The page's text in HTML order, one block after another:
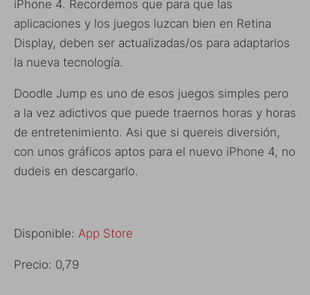
iPhone 4. Recordemos que para que las
aplicaciones y los juegos luzcan bien en Retina
Display, deben ser actualizadas/os para adaptarlos
la nueva tecnología.
Doodle Jump es uno de esos juegos simples pero
a la vez adictivos que puede traernos horas y horas
de entretenimiento. Asi que si quereis diversión,
con unos gráficos aptos para el nuevo iPhone 4, no
dudeis en descargarlo.
Disponible: App Store
Precio: 0,79